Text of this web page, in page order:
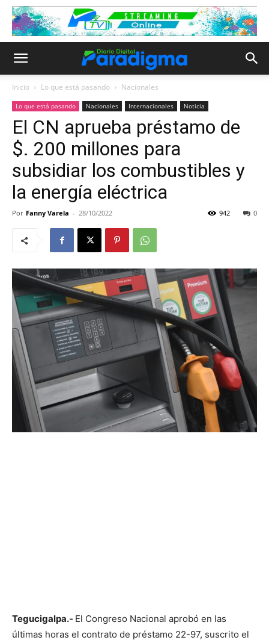
Inicio Lo que está pasando Nacionales
Lo que está pasando Nacionales Internacionales Noticia
El CN aprueba préstamo de
$. 200 millones para
subsidiar los combustibles y
la energía eléctrica
Por Fanny Varela - 28/10/2022 0
942
Tegucigalpa.- El Congreso Nacional aprobó en las
últimas horas el contrato de préstamo 22-97, suscrito el